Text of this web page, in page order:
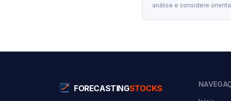
análise e considere
FORECASTINGSTOCKS